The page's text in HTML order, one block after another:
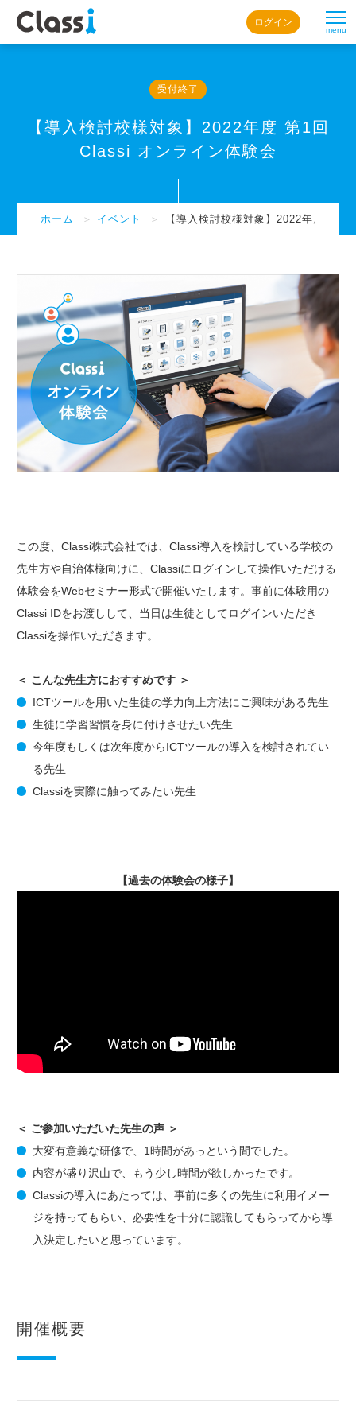
menu
ログイン
受付終了
【導入検討校様対象】2022年度 第1回
Classi オンライン体験会
ホーム ＞ イベント ＞ 【導入検討校様対象】2022年度 第1
この度、Classi株式会社では、Classi導入を検討している学校の
先生方や自治体様向けに、Classiにログインして操作いただける
体験会をWebセミナー形式で開催いたします。事前に体験用の
Classi IDをお渡しして、当日は生徒としてログインいただき
Classiを操作いただきます。
＜ こんな先生方におすすめです ＞
ICTツールを用いた生徒の学力向上方法にご興味がある先生
生徒に学習習慣を身に付けさせたい先生
今年度もしくは次年度からICTツールの導入を検討されてい
る先生
Classiを実際に触ってみたい先生
【過去の体験会の様子】
＜ ご参加いただいた先生の声 ＞
大変有意義な研修で、1時間があっという間でした。
内容が盛り沢山で、もう少し時間が欲しかったです。
Classiの導入にあたっては、事前に多くの先生に利用イメー
ジを持ってもらい、必要性を十分に認識してもらってから導
入決定したいと思っています。
開催概要